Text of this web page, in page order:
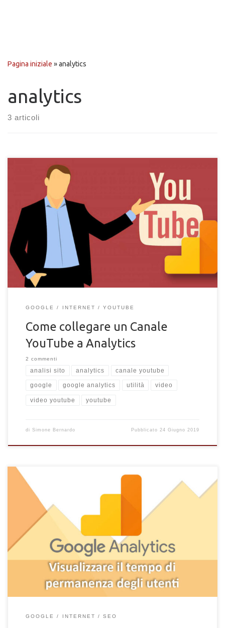
Pagina iniziale »analytics
analytics
3 articoli
Scopri come poter collegare il tuo canale Youtube a Google
Analytics per analizzare e monitorare al meglio gli utenti che
guardano i tuoi video.
GOOGLE INTERNET YOUTUBE
Come collegare un Canale
YouTube a Analytics
2 commenti
analisi sito analytics canale youtube
google google analytics utilità video
video youtube youtube
di Simone Bernardo Pubblicato 24 Giugno 2019
Scopri come poter visualizzare il tempo medio di permanenza
dei visitatori del tuo sito con Google Analytics e sfruttare i suoi
dati per l'ottimizzazione SEO.
GOOGLE INTERNET SEO